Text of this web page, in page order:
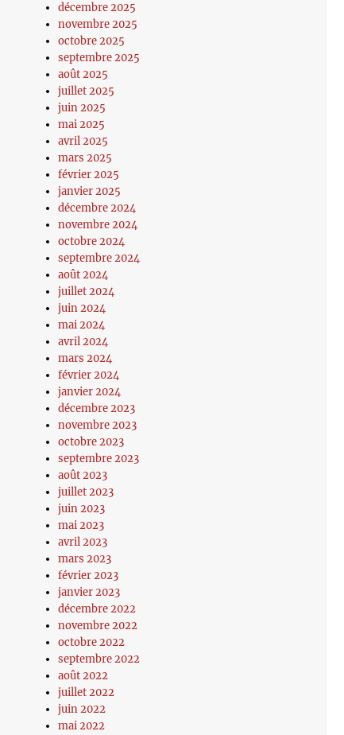
décembre 2025
novembre 2025
octobre 2025
septembre 2025
août 2025
juillet 2025
juin 2025
mai 2025
avril 2025
mars 2025
février 2025
janvier 2025
décembre 2024
novembre 2024
octobre 2024
septembre 2024
août 2024
juillet 2024
juin 2024
mai 2024
avril 2024
mars 2024
février 2024
janvier 2024
décembre 2023
novembre 2023
octobre 2023
septembre 2023
août 2023
juillet 2023
juin 2023
mai 2023
avril 2023
mars 2023
février 2023
janvier 2023
décembre 2022
novembre 2022
octobre 2022
septembre 2022
août 2022
juillet 2022
juin 2022
mai 2022